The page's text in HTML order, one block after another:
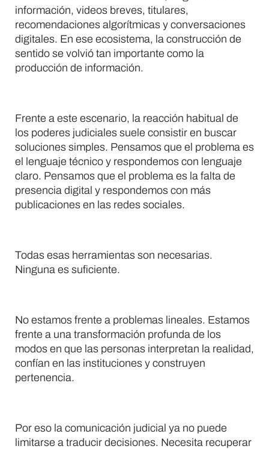
información, videos breves, titulares,
recomendaciones algorítmicas y conversaciones
digitales. En ese ecosistema, la construcción de
sentido se volvió tan importante como la
producción de información.
Frente a este escenario, la reacción habitual de
los poderes judiciales suele consistir en buscar
soluciones simples. Pensamos que el problema es
el lenguaje técnico y respondemos con lenguaje
claro. Pensamos que el problema es la falta de
presencia digital y respondemos con más
publicaciones en las redes sociales.
Todas esas herramientas son necesarias.
Ninguna es suficiente.
No estamos frente a problemas lineales. Estamos
frente a una transformación profunda de los
modos en que las personas interpretan la realidad,
confían en las instituciones y construyen
pertenencia.
Por eso la comunicación judicial ya no puede
limitarse a traducir decisiones. Necesita recuperar